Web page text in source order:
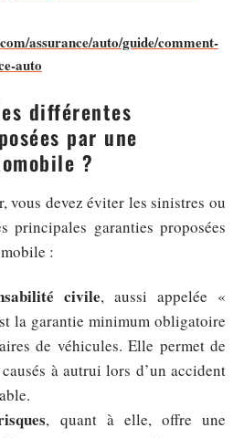
assurance/auto/guide/comment-
auto
différentes
par une
?
vous devez éviter les sinistres ou
principales garanties proposées
:
civile, aussi appelée «
la garantie minimum obligatoire
de véhicules. Elle permet de
à autrui lors d’un accident
, quant à elle, offre une